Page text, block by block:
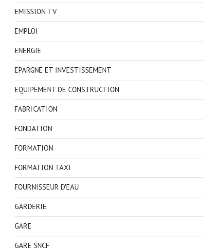
EMISSION TV
EMPLOI
ENERGIE
EPARGNE ET INVESTISSEMENT
EQUIPEMENT DE CONSTRUCTION
FABRICATION
FONDATION
FORMATION
FORMATION TAXI
FOURNISSEUR D'EAU
GARDERIE
GARE
GARE SNCF